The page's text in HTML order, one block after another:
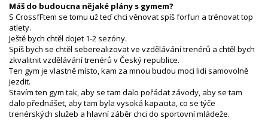
Máš do budoucna nějaké plány s gymem?
S CrossfFtem se tomu už teď chci věnovat spíš forfun a trénovat top
atlety.
Ještě bych chtěl dojet 1-2 sezóny.
Spíš bych se chtěl seberealizovat ve vzdělávání trenérů a chtěl bych
zkvalitnit vzdělávání trenérů v Český republice.
Ten gym je vlastně místo, kam za mnou budou moci lidi samovolně
jezdit.
Stavím ten gym tak, aby se tam dalo pořádat závody, aby se tam
dalo přednášet, aby tam byla vysoká kapacita, co se týče
trenérských služeb a hlavní záběr chci do sportovní mládeže.